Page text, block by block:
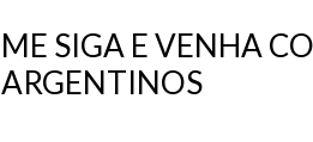
ME SIGA E VENHA
ARGENTINOS